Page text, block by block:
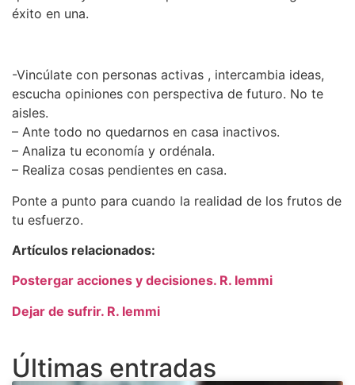
éxito en una.
-Vincúlate con personas activas , intercambia ideas,
escucha opiniones con perspectiva de futuro. No te
aisles.
– Ante todo no quedarnos en casa inactivos.
– Analiza tu economía y ordénala.
– Realiza cosas pendientes en casa.
Ponte a punto para cuando la realidad de los frutos de
tu esfuerzo.
Artículos relacionados:
Postergar acciones y decisiones. R. Iemmi
Dejar de sufrir. R. Iemmi
Últimas entradas